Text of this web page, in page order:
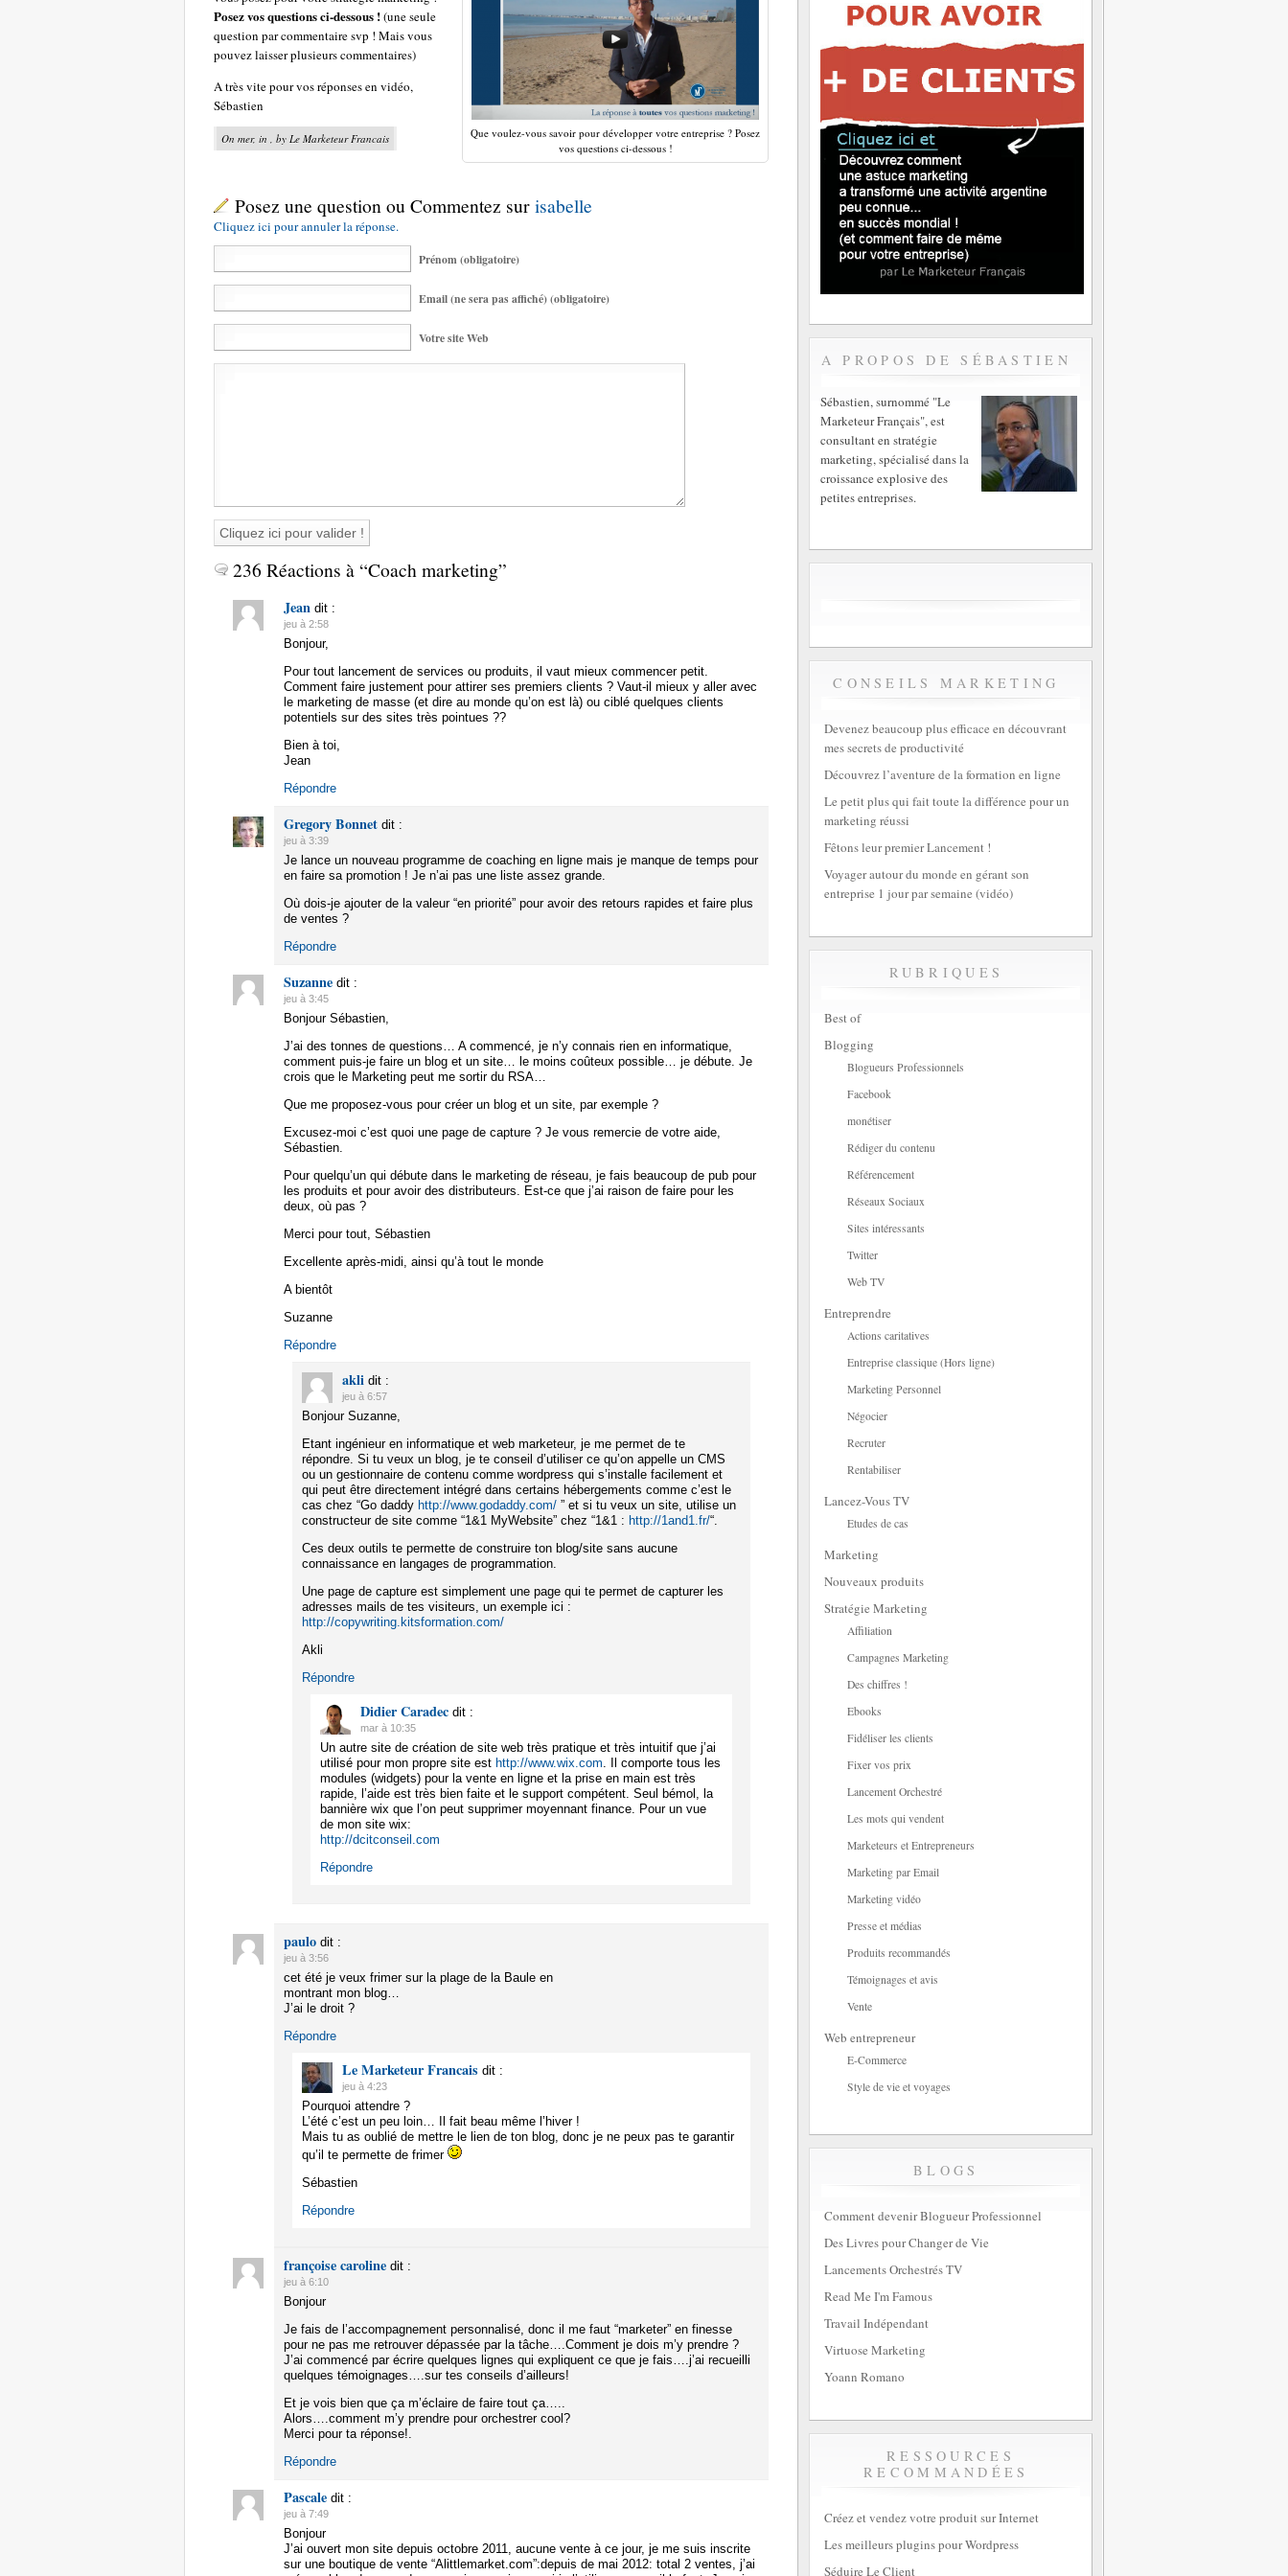
Que voulez-vous savoir pour développer votre entreprise ? Posez
vos questions ci-dessous !
Posez vos questions ci-dessous !(une seule
question par commentaire svp ! Mais vous
pouvez laisser plusieurs commentaires)
A très vite pour vos réponses en vidéo,
Sébastien
On mer, in , by Le Marketeur Francais
Posez une question ou Commentez surisabelle
Cliquez ici pour annuler la réponse.
Prénom (obligatoire)
Email (ne sera pas affiché) (obligatoire)
Votre site Web
236 Réactions à “Coach marketing”
Jean dit :
jeu à 2:58
Bonjour,
Pour tout lancement de services ou produits, il vaut mieux commencer petit.
Comment faire justement pour attirer ses premiers clients ? Vaut-il mieux y aller avec
le marketing de masse (et dire au monde qu’on est là) ou ciblé quelques clients
potentiels sur des sites très pointues ??
Bien à toi,
Jean
Répondre
Gregory Bonnet dit :
jeu à 3:39
Je lance un nouveau programme de coaching en ligne mais je manque de temps pour
en faire sa promotion ! Je n’ai pas une liste assez grande.
Où dois-je ajouter de la valeur “en priorité” pour avoir des retours rapides et faire plus
de ventes ?
Répondre
Suzanne dit :
jeu à 3:45
Bonjour Sébastien,
J’ai des tonnes de questions… A commencé, je n’y connais rien en informatique,
comment puis-je faire un blog et un site… le moins coûteux possible… je débute. Je
crois que le Marketing peut me sortir du RSA…
Que me proposez-vous pour créer un blog et un site, par exemple ?
Excusez-moi c’est quoi une page de capture ? Je vous remercie de votre aide,
Sébastien.
Pour quelqu’un qui débute dans le marketing de réseau, je fais beaucoup de pub pour
les produits et pour avoir des distributeurs. Est-ce que j’ai raison de faire pour les
deux, où pas ?
Merci pour tout, Sébastien
Excellente après-midi, ainsi qu’à tout le monde
A bientôt
Suzanne
Répondre
akli dit :
jeu à 6:57
Bonjour Suzanne,
Etant ingénieur en informatique et web marketeur, je me permet de te
répondre. Si tu veux un blog, je te conseil d’utiliser ce qu’on appelle un CMS
ou un gestionnaire de contenu comme wordpress qui s’installe facilement et
qui peut être directement intégré dans certains hébergements comme c’est le
cas chez “Go daddy http://www.godaddy.com/ ” et si tu veux un site, utilise un
constructeur de site comme “1&1 MyWebsite” chez “1&1 : http://1and1.fr/“.
Ces deux outils te permette de construire ton blog/site sans aucune
connaissance en langages de programmation.
Une page de capture est simplement une page qui te permet de capturer les
adresses mails de tes visiteurs, un exemple ici :
http://copywriting.kitsformation.com/
Akli
Répondre
Didier Caradec dit :
mar à 10:35
Un autre site de création de site web très pratique et très intuitif que j’ai
utilisé pour mon propre site est http://www.wix.com. Il comporte tous les
modules (widgets) pour la vente en ligne et la prise en main est très
rapide, l’aide est très bien faite et le support compétent. Seul bémol, la
bannière wix que l’on peut supprimer moyennant finance. Pour un vue
de mon site wix:
http://dcitconseil.com
Répondre
paulo dit :
jeu à 3:56
cet été je veux frimer sur la plage de la Baule en
montrant mon blog…
J’ai le droit ?
Répondre
Le Marketeur Francais dit :
jeu à 4:23
Pourquoi attendre ?
L’été c’est un peu loin… Il fait beau même l’hiver !
Mais tu as oublié de mettre le lien de ton blog, donc je ne peux pas te garantir
qu’il te permette de frimer
Sébastien
Répondre
françoise caroline dit :
jeu à 6:10
Bonjour
Je fais de l’accompagnement personnalisé, donc il me faut “marketer” en finesse
pour ne pas me retrouver dépassée par la tâche….Comment je dois m’y prendre ?
J’ai commencé par écrire quelques lignes qui expliquent ce que je fais….j’ai recueilli
quelques témoignages….sur tes conseils d’ailleurs!
Et je vois bien que ça m’éclaire de faire tout ça…..
Alors….comment m’y prendre pour orchestrer cool?
Merci pour ta réponse!.
Répondre
Pascale dit :
jeu à 7:49
Bonjour
J’ai ouvert mon site depuis octobre 2011, aucune vente à ce jour, je me suis inscrite
sur une boutique de vente “Alittlemarket.com”:depuis de mai 2012: total 2 ventes, j’ai
A PROPOS DE SÉBASTIEN
Sébastien, surnommé "Le
Marketeur Français", est
consultant en stratégie
marketing, spécialisé dans la
croissance explosive des
petites entreprises.
CONSEILS MARKETING
Devenez beaucoup plus efficace en découvrant
mes secrets de productivité
Découvrez l’aventure de la formation en ligne
Le petit plus qui fait toute la différence pour un
marketing réussi
Fêtons leur premier Lancement !
Voyager autour du monde en gérant son
entreprise 1 jour par semaine (vidéo)
RUBRIQUES
Best of
Blogging
Blogueurs Professionnels
Facebook
monétiser
Rédiger du contenu
Référencement
Réseaux Sociaux
Sites intéressants
Twitter
Web TV
Entreprendre
Actions caritatives
Entreprise classique (Hors ligne)
Marketing Personnel
Négocier
Recruter
Rentabiliser
Lancez-Vous TV
Etudes de cas
Marketing
Nouveaux produits
Stratégie Marketing
Affiliation
Campagnes Marketing
Des chiffres !
Ebooks
Fidéliser les clients
Fixer vos prix
Lancement Orchestré
Les mots qui vendent
Marketeurs et Entrepreneurs
Marketing par Email
Marketing vidéo
Presse et médias
Produits recommandés
Témoignages et avis
Vente
Web entrepreneur
E-Commerce
Style de vie et voyages
BLOGS
Comment devenir Blogueur Professionnel
Des Livres pour Changer de Vie
Lancements Orchestrés TV
Read Me I'm Famous
Travail Indépendant
Virtuose Marketing
Yoann Romano
RESSOURCES
RECOMMANDÉES
Créez et vendez votre produit sur Internet
Les meilleurs plugins pour Wordpress
Séduire Le Client